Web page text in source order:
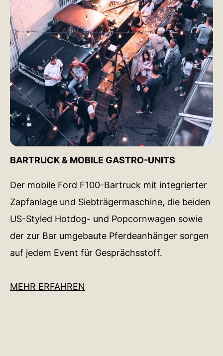
BARTRUCK & MOBILE GASTRO-UNITS
Der mobile Ford F100-Bartruck mit integrierter
Zapfanlage und Siebträgermaschine, die beiden
US-Styled Hotdog- und Popcornwagen sowie
der zur Bar umgebaute Pferdeanhänger sorgen
auf jedem Event für Gesprächsstoff.
MEHR ERFAHREN